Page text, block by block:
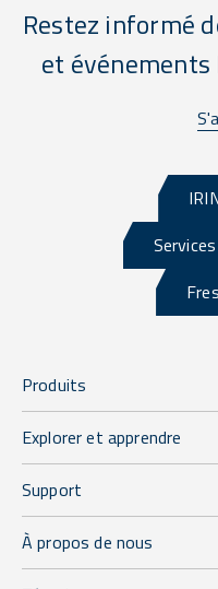
Restez informé
et événements
Produits
Explorer et apprendre
Support
À propos de nous